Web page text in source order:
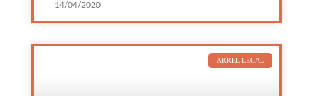
14/04/2020
ARREL LEGAL